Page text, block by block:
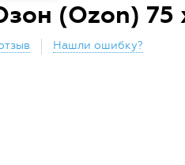
(Ozon) 75
Нашли ошибку?